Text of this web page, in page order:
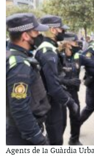
Agents de la Guàrdia